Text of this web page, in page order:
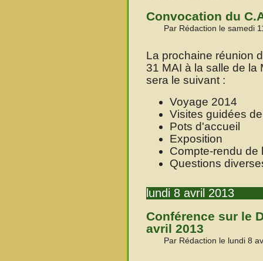
Convocation du
Par Rédaction le samedi
La prochaine réunion
31 MAI à la salle de la
sera le suivant :
Voyage 2014
Visites guidées
Pots d'accueil
Exposition
Compte-rendu de
Questions
lundi 8 avril 2013
Conférence sur le
avril 2013
Par Rédaction le lundi 8